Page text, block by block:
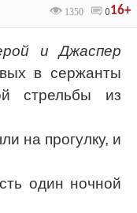
16+
1350 0
и Джаспер
в сержанты
стрельбы из
на прогулку, и
один ночной